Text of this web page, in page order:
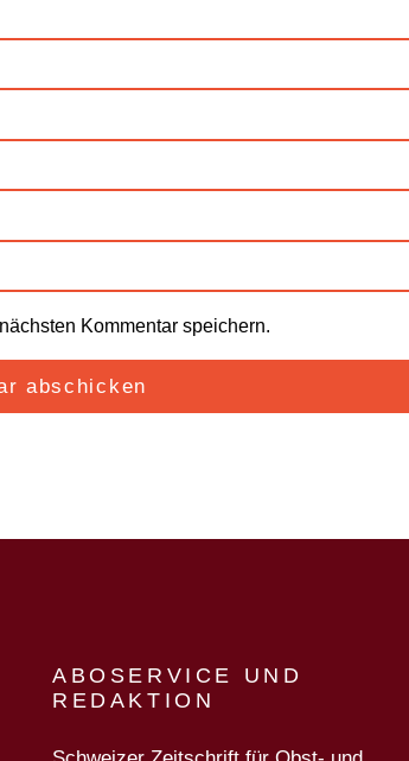
Kommentar speichern.
ABOSERVICE UND
REDAKTION